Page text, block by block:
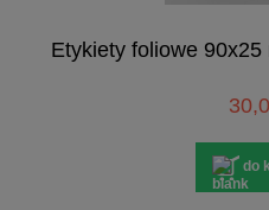
Etykiety foliowe 90x25
do